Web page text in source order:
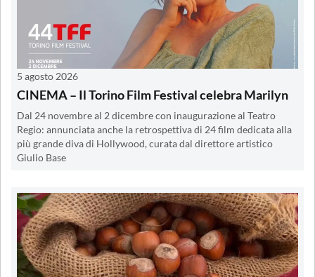
5 agosto 2026
CINEMA – Il Torino Film Festival celebra Marilyn
Dal 24 novembre al 2 dicembre con inaugurazione al Teatro
Regio: annunciata anche la retrospettiva di 24 film dedicata alla
più grande diva di Hollywood, curata dal direttore artistico
Giulio Base